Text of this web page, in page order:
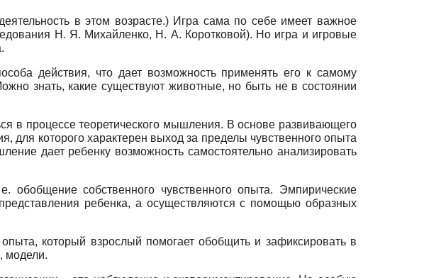
в этом возрасте.) Игра сама по себе имеет важное
Н. Я. Михайленко, Н. А. Коротковой). Но игра и игровые
действия, что дает возможность применять его к самому
знать, какие существуют животные, но быть не в состоянии
в процессе теоретического мышления. В основе развивающего
для которого характерен выход за пределы чувственного опыта
дает ребенку возможность самостоятельно анализировать
обобщение собственного чувственного опыта. Эмпирические
ребенка, а осуществляются с помощью образных
который взрослый помогает обобщить и зафиксировать в
модели.